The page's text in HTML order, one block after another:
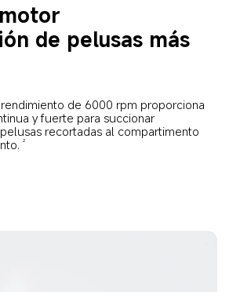
de pelusas más
de 6000 rpm proporciona
y fuerte para succionar
recortadas al compartimento
2